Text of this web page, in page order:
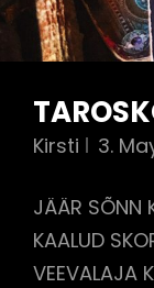
Kirsti 3.
JÄÄR SÕNN
KAALUD